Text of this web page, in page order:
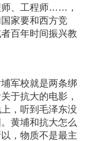
师、工程师……，
家要和西方竞
百年时间振兴教
军校就是两条绑
于抗大的电影，
，听到毛泽东没
黄埔和抗大怎么
，物质不是最主